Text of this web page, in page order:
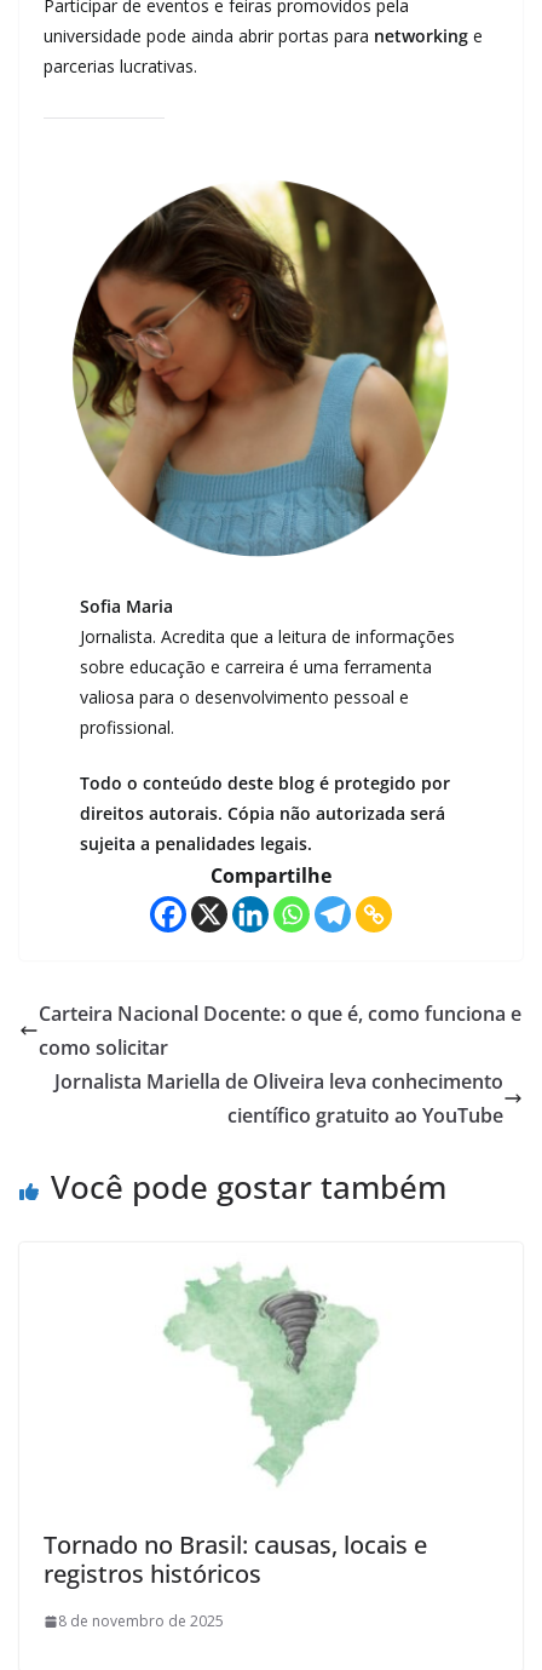
Participar de eventos e feiras promovidos pela
universidade pode ainda abrir portas para networking e
parcerias lucrativas.
Sofia Maria
Jornalista. Acredita que a leitura de informações
sobre educação e carreira é uma ferramenta
valiosa para o desenvolvimento pessoal e
profissional.
Todo o conteúdo deste blog é protegido por
direitos autorais. Cópia não autorizada será
sujeita a penalidades legais.
Compartilhe
Carteira Nacional Docente: o que é, como funciona e
como solicitar
Jornalista Mariella de Oliveira leva conhecimento
científico gratuito ao YouTube
Você pode gostar também
Tornado no Brasil: causas, locais e
registros históricos
8 de novembro de 2025